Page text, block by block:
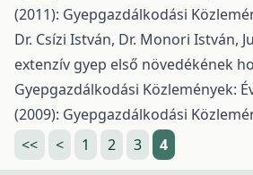
(2011): Gyepgazdálkodási
Dr. Csízi István, Dr. Monori István,
extenzív gyep első növedékének
Gyepgazdálkodási Közlemények:
(2009): Gyepgazdálkodási
<<
< 1 2 3 4